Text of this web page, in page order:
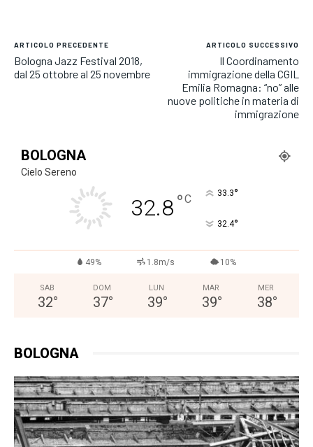
ARTICOLO PRECEDENTE
Bologna Jazz Festival 2018,
dal 25 ottobre al 25 novembre
ARTICOLO SUCCESSIVO
Il Coordinamento
immigrazione della CGIL
Emilia Romagna: “no” alle
nuove politiche in materia di
immigrazione
BOLOGNA
Cielo Sereno
32.8°C 33.3°
32.4°
49% 1.8m/s 10%
SAB
32°
DOM
37°
LUN
39°
MAR
39°
MER
38°
BOLOGNA